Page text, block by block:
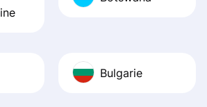
Bulgarie